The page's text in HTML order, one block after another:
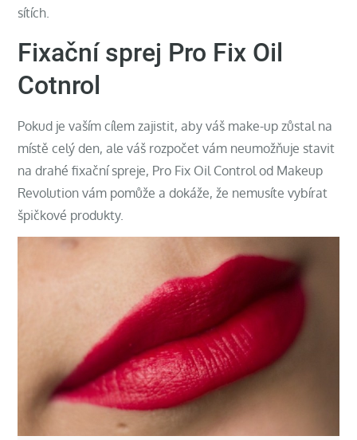
sítích.
Fixační sprej Pro Fix Oil
Cotnrol
Pokud je vaším cílem zajistit, aby váš make-up zůstal na
místě celý den, ale váš rozpočet vám neumožňuje stavit
na drahé fixační spreje, Pro Fix Oil Control od Makeup
Revolution vám pomůže a dokáže, že nemusíte vybírat
špičkové produkty.